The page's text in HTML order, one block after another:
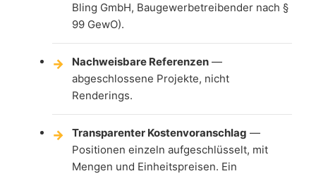
Bling GmbH, Baugewerbetreibender nach §
99 GewO).
Nachweisbare Referenzen —
abgeschlossene Projekte, nicht
Renderings.
Transparenter Kostenvoranschlag —
Positionen einzeln aufgeschlüsselt, mit
Mengen und Einheitspreisen. Ein